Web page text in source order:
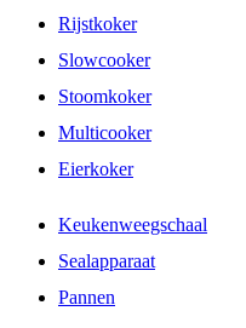
Rijstkoker
Slowcooker
Stoomkoker
Multicooker
Eierkoker
Keukenweegschaal
Sealapparaat
Pannen